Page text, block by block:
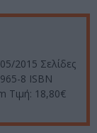
2015 Σελίδες
8 ISBN
Τιμή: 18,80€